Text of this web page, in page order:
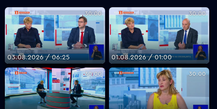
VOYO
30:00
03.08.2026 / 06:25
30:00
01.08.2026 / 01:00
30:00 30:00